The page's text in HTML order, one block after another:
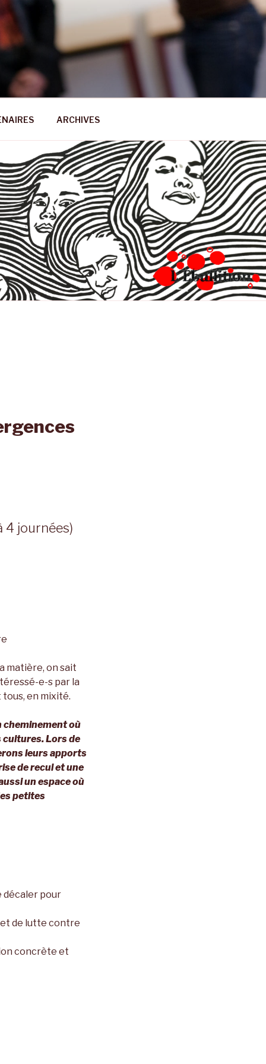
ARCHIVES
4 journées)
matière, on sait
e-s par la
en mixité.
cheminement où
cultures. Lors de
leurs apports
de recul et une
un espace où
petites
décaler pour
de lutte contre
concrète et